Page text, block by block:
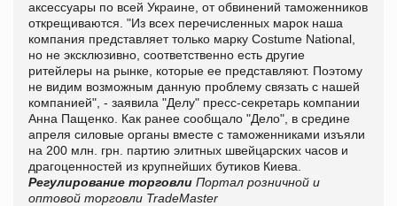
аксессуары по всей Украине, от обвинений таможенников
открещиваются. "Из всех перечисленных марок наша
компания представляет только марку Costume National,
но не эксклюзивно, соответственно есть другие
ритейлеры на рынке, которые ее представляют. Поэтому
не видим возможным данную проблему связать с нашей
компанией", - заявила "Делу" пресс-секретарь компании
Анна Пащенко. Как ранее сообщало "Дело", в средине
апреля силовые органы вместе с таможенниками изъяли
на 200 млн. грн. партию элитных швейцарских часов и
драгоценностей из крупнейших бутиков Киева.
Регулирование торговли Портал розничной и
оптовой торговли TradeMaster